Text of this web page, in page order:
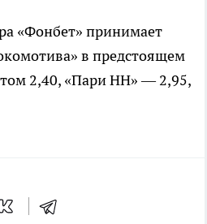
«Фонбет» принимает
в предстоящем
2,40, «Пари НН» — 2,95,